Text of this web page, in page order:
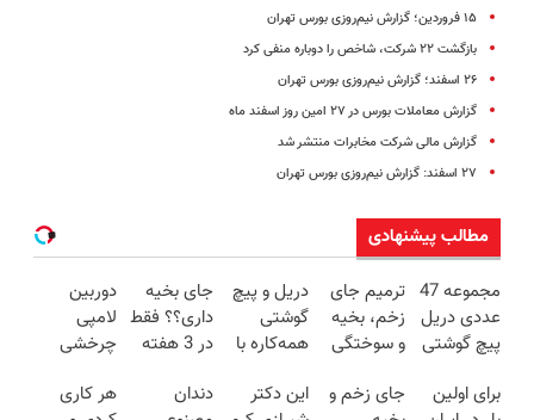
۱۵ فروردین؛ گزارش نیم‌روزی بورس تهران
بازگشت ۲۲ شرکت، شاخص را دوباره منفی کرد
۲۶ اسفند؛ گزارش نیم‌روزی بورس تهران
گزارش معاملات بورس در ۲۷ امین روز اسفند ماه
گزارش مالی شرکت مخابرات منتشر شد
۲۷ اسفند: گزارش نیم‌روزی بورس تهران
مطالب پیشنهادی
مجموعه 47
عددی دریل
پیچ گوشتی
(تخفیف به
ترمیم جای
زخم، بخیه
و سوختگی
هفته!!😍
دریل و پیچ
گوشتی
همه‌کاره با
هوشمند ⚙️
جای بخیه
داری؟؟ فقط
در 3 هفته
کن!😍
دوربین
لامپی
چرخشی
فقط امروز
برای اولین
جای زخم و
این دکتر
دندان
هر کاری